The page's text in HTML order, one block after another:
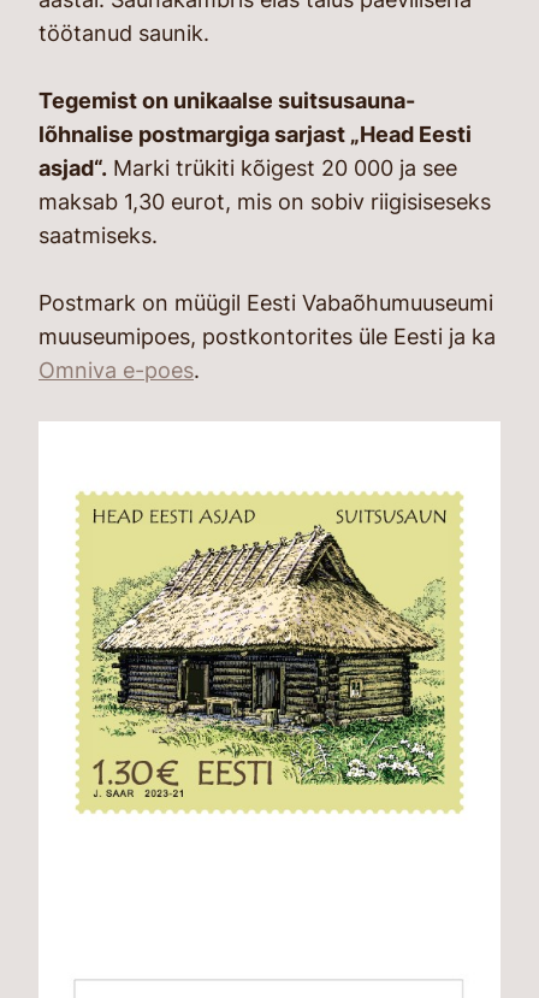
töötanud saunik.
Tegemist on unikaalse suitsusauna-
lõhnalise postmargiga sarjast „Head Eesti
asjad“. Marki trükiti kõigest 20 000 ja see
maksab 1,30 eurot, mis on sobiv riigisiseseks
saatmiseks.
Postmark on müügil Eesti Vabaõhumuuseumi
muuseumipoes, postkontorites üle Eesti ja ka
Omniva e-poes.